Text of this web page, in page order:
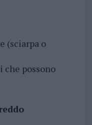
(sciarpa o
che possono